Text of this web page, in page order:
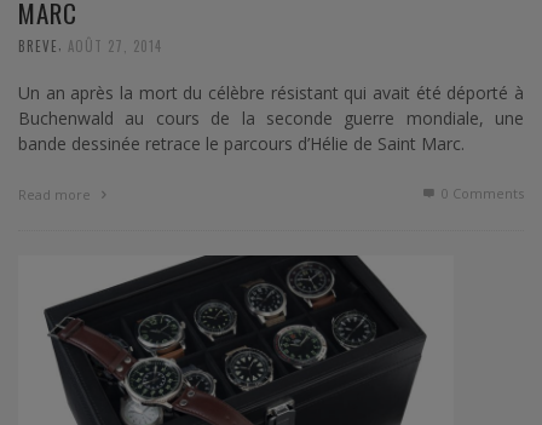
MARC
BREVE AOÛT 27, 2014
Un an après la mort du célèbre résistant qui avait été déporté à
Buchenwald au cours de la seconde guerre mondiale, une
bande dessinée retrace le parcours d’Hélie de Saint Marc.
Read more 0 Comments